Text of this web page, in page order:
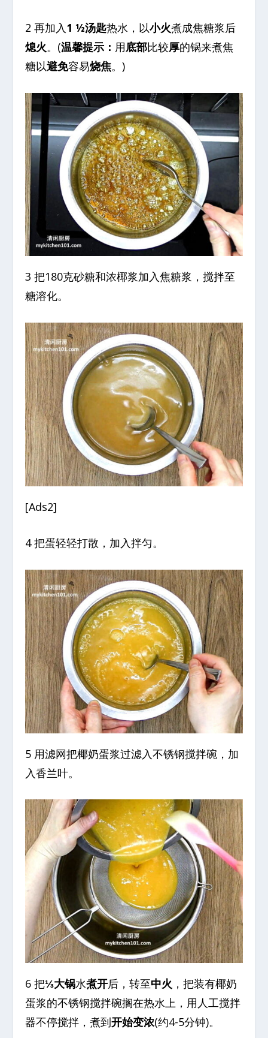
2 再加入1 ½汤匙热水，以小火煮成焦糖浆后
熄火。(温馨提示： 用底部比较厚的锅来煮焦
糖以避免容易烧焦。)
3 把180克砂糖和浓椰浆加入焦糖浆，搅拌至
糖溶化。
[Ads2]
4 把蛋轻轻打散，加入拌匀。
5 用滤网把椰奶蛋浆过滤入不锈钢搅拌碗，加
入香兰叶。
6 把⅓大锅水煮开后，转至中火 ，把装有椰奶
蛋浆的不锈钢搅拌碗搁在热水上，用人工搅拌
器不停搅拌，煮到开始变浓(约4-5分钟)。